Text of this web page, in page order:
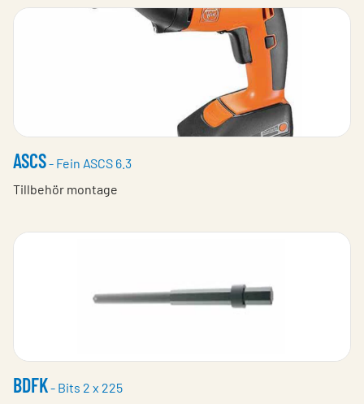
ASCS- Fein ASCS 6.3
Tillbehör montage
BDFK- Bits 2 x 225